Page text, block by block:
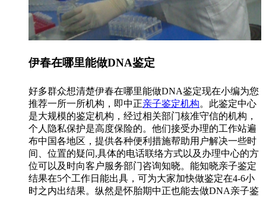
伊春在哪里能做DNA鉴定
好多群众想清楚伊春在哪里能做DNA鉴定现在小编为您
推荐一所一所机构，即中正亲子鉴定机构。此鉴定中心
是大规模的鉴定机构，经过相关部门核准守信的机构，
个人隐私保护是高度保险的。他们接受办理的工作站遍
布中国各地区，提供各种便利措施帮助用户解决一些时
间、位置的疑问,具体的电话联络方式以及办理中心的方
位可以及时向客户服务部门咨询知晓。能知晓亲子鉴定
结果在5个工作日能出具，可为大家加快做鉴定在4-6小
时之内出结果。纵然是怀胎期中正也能去做DNA亲子鉴